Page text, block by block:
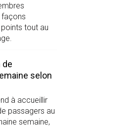
façons
tout au
de
selon
à accueillir
passagers au
semaine,